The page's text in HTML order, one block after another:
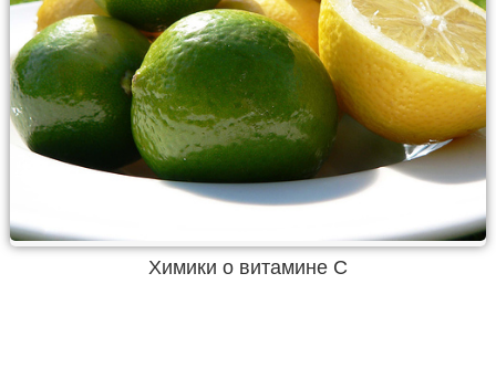
Химики о витамине С